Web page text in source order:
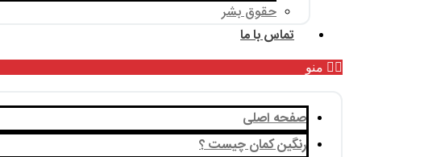
حقوق بشر
تماس با ما
منو
صفحه اصلی
رنگین کمان چیست ؟